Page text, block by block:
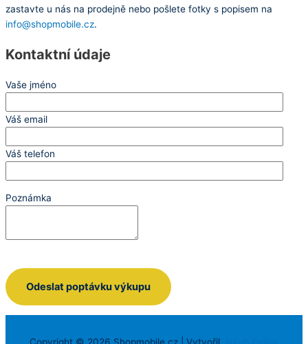
zastavte u nás na prodejně nebo pošlete fotky s popisem na
info@shopmobile.cz.
Kontaktní údaje
Vaše jméno
Váš email
Váš telefon
Poznámka